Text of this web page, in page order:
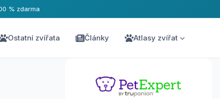
% zdarma
Ostatní zvířata Články Atlasy zvířat